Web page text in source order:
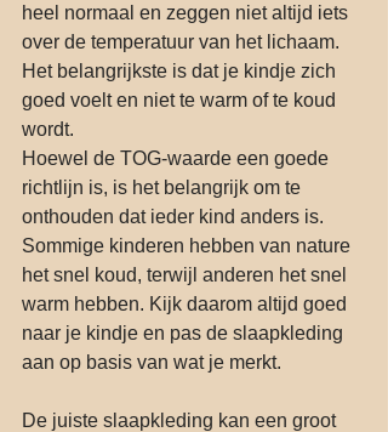
heel normaal en zeggen niet altijd iets
over de temperatuur van het lichaam.
Het belangrijkste is dat je kindje zich
goed voelt en niet te warm of te koud
wordt.
Hoewel de TOG-waarde een goede
richtlijn is, is het belangrijk om te
onthouden dat ieder kind anders is.
Sommige kinderen hebben van nature
het snel koud, terwijl anderen het snel
warm hebben. Kijk daarom altijd goed
naar je kindje en pas de slaapkleding
aan op basis van wat je merkt.
De juiste slaapkleding kan een groot